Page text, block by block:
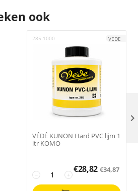
ook
285.1000 VEDE
VÉDÉ KUNON Hard PVC lijm 1
ltr KOMO
+
−
€28,82 €34,87
